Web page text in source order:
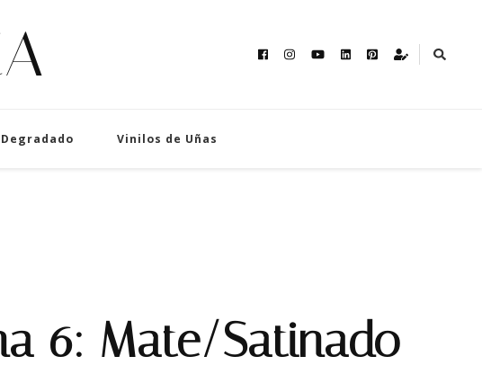
Degradado Vinilos de Uñas
6: Mate/Satinado